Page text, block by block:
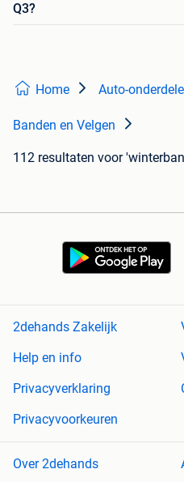
Q3?
Home Auto-
Banden en Velgen
112 resultaten voor
2dehands Zakelijk
Help en info
Privacyverklaring
Privacyvoorkeuren
Over 2dehands